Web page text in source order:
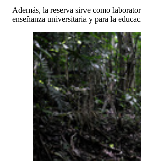
Además, la reserva sirve como
enseñanza universitaria y para la